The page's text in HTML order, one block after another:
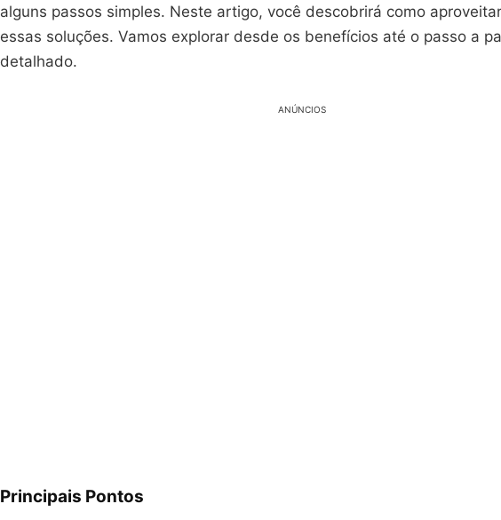
alguns passos simples. Neste artigo, você descobrirá como
essas soluções. Vamos explorar desde os benefícios até o passo a
detalhado.
ANÚNCIOS
Principais Pontos